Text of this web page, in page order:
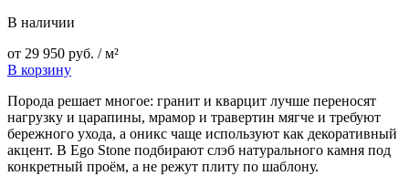
В наличии
от 29 950 руб. / м²
В корзину
Порода решает многое: гранит и кварцит лучше переносят
нагрузку и царапины, мрамор и травертин мягче и требуют
бережного ухода, а оникс чаще используют как декоративный
акцент. В Ego Stone подбирают слэб натурального камня под
конкретный проём, а не режут плиту по шаблону.